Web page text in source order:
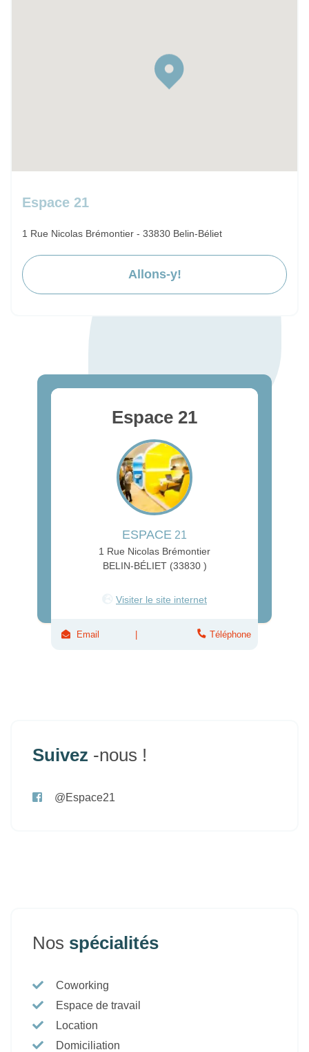
Espace 21
1 Rue Nicolas Brémontier - 33830 Belin-Béliet
Allons-y!
Espace 21
ESPACE 21
1 Rue Nicolas Brémontier
BELIN-BÉLIET (33830 )
Visiter le site internet
Email Téléphone
Suivez -nous !
@Espace21
Nos spécialités
Coworking
Espace de travail
Location
Domiciliation